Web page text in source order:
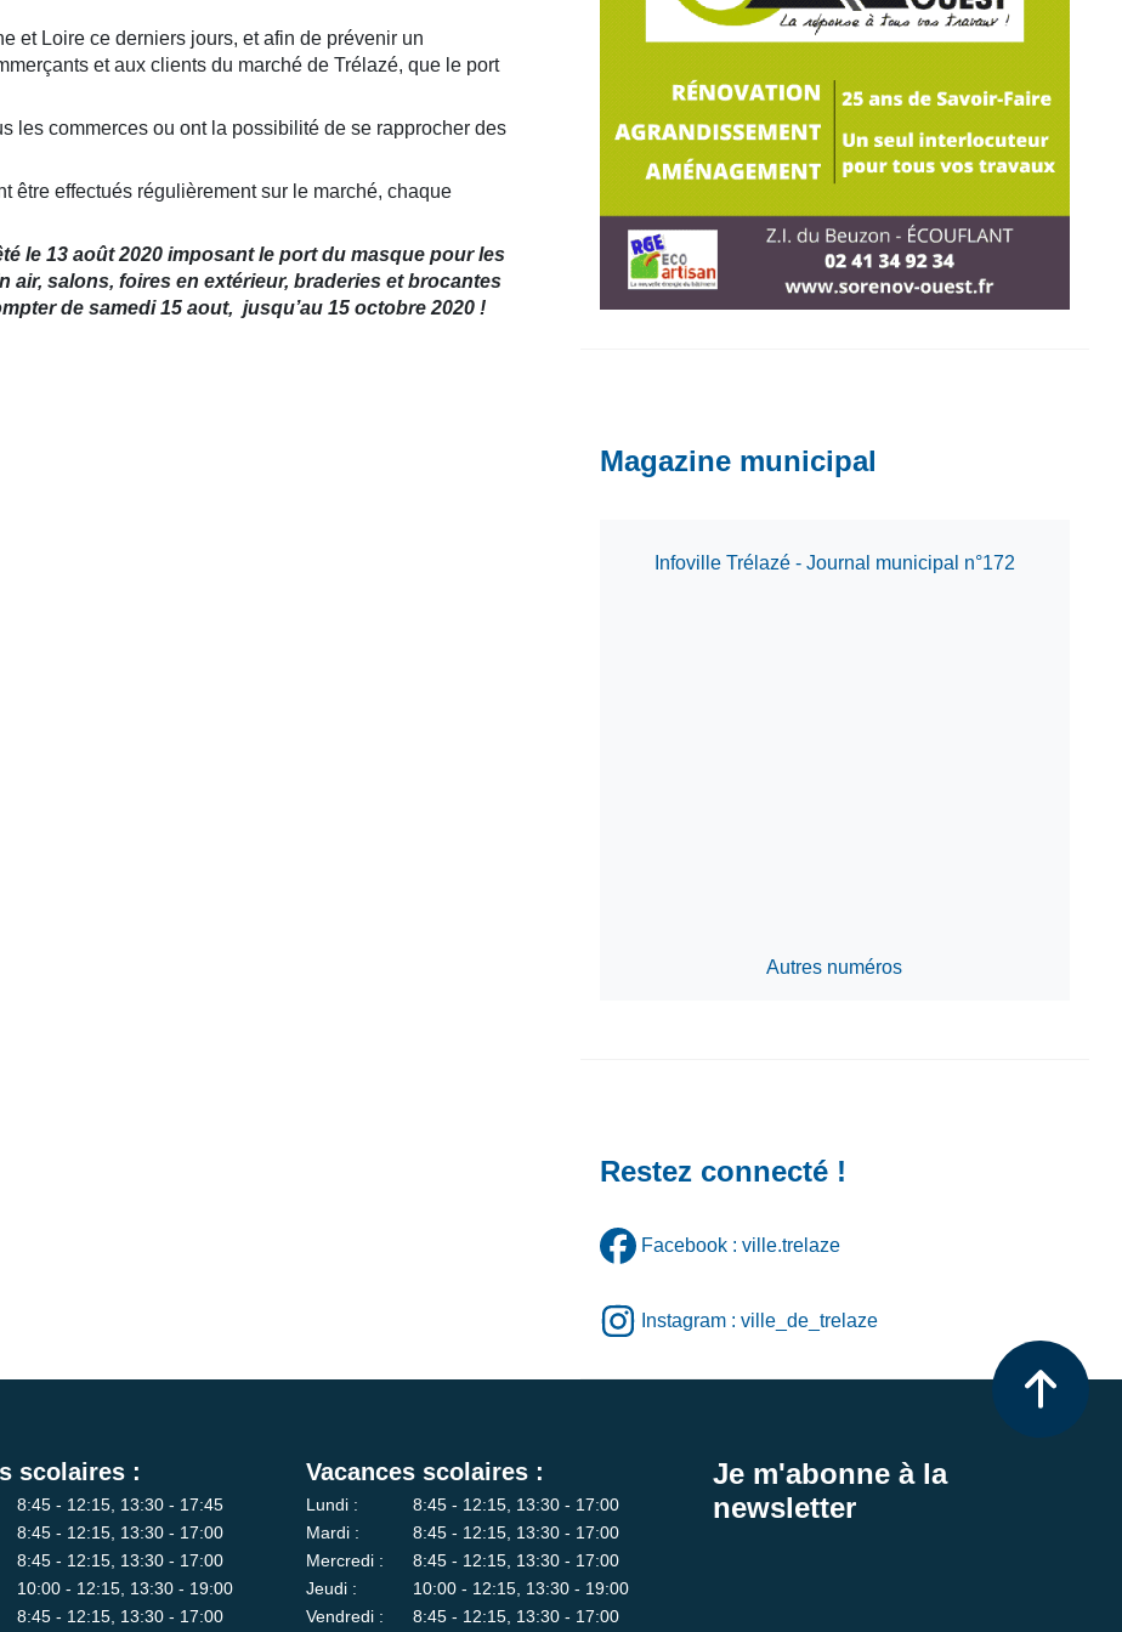
et Loire ce derniers jours, et afin de prévenir un
et aux clients du marché de Trélazé, que le port
les commerces ou ont la possibilité de se rapprocher des
être effectués régulièrement sur le marché, chaque
le 13 août 2020 imposant le port du masque pour les
air, salons, foires en extérieur, braderies et brocantes
de samedi 15 aout, jusqu’au 15 octobre 2020 !
Magazine municipal
Infoville Trélazé - Journal municipal n°172
Autres numéros
Restez connecté !
Facebook : ville.trelaze
Instagram : ville_de_trelaze
scolaires :
8:45 - 12:15, 13:30 - 17:45
8:45 - 12:15, 13:30 - 17:00
8:45 - 12:15, 13:30 - 17:00
10:00 - 12:15, 13:30 - 19:00
8:45 - 12:15, 13:30 - 17:00
Vacances scolaires :
Lundi :
8:45 - 12:15, 13:30 - 17:00
Mardi :
8:45 - 12:15, 13:30 - 17:00
Mercredi :
8:45 - 12:15, 13:30 - 17:00
Jeudi :
10:00 - 12:15, 13:30 - 19:00
Vendredi :
8:45 - 12:15, 13:30 - 17:00
Je m'abonne à la
newsletter